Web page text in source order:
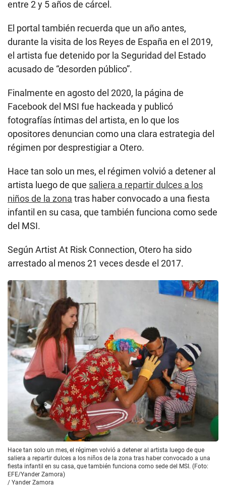
entre 2 y 5 años de cárcel.
El portal también recuerda que un año antes,
durante la visita de los Reyes de España en el 2019,
el artista fue detenido por la Seguridad del Estado
acusado de “desorden público”.
Finalmente en agosto del 2020, la página de
Facebook del MSI fue hackeada y publicó
fotografías íntimas del artista, en lo que los
opositores denuncian como una clara estrategia del
régimen por desprestigiar a Otero.
Hace tan solo un mes, el régimen volvió a detener al
artista luego de que saliera a repartir dulces a los
niños de la zona tras haber convocado a una fiesta
infantil en su casa, que también funciona como sede
del MSI.
Según Artist At Risk Connection, Otero ha sido
arrestado al menos 21 veces desde el 2017.
Hace tan solo un mes, el régimen volvió a detener al artista luego de que
saliera a repartir dulces a los niños de la zona tras haber convocado a una
fiesta infantil en su casa, que también funciona como sede del MSI. (Foto:
EFE/Yander Zamora)
/ Yander Zamora